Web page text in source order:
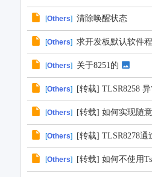
[Others] 清除唤醒状态
[Others] 求开发板默认软件
[Others] 关于8251的
[Others] [转载] TLSR8258
[Others] [转载] 如何实现随
[Others] [转载] TLSR8278通
[Others] [转载] 如何不使用